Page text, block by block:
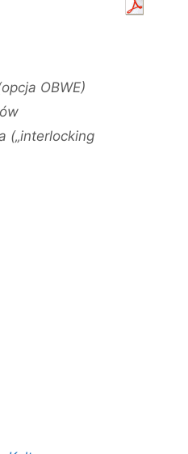
OBWE)
(„interlocking